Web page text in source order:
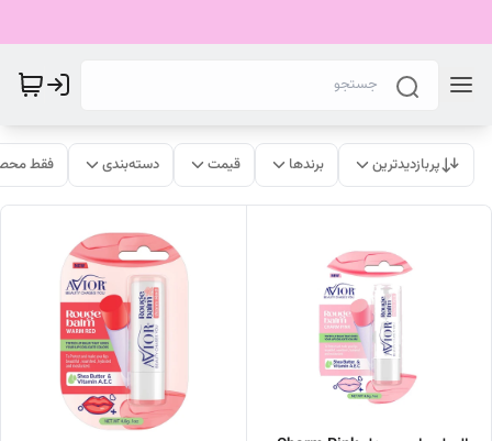
پربازدیدترین برندها قیمت دسته‌بندی فقط